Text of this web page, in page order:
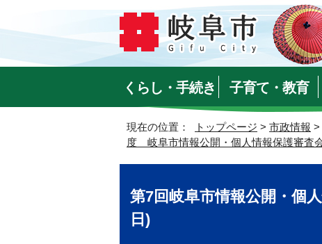
くらし・手続き 子育て・教育
現在の位置： トップページ > 市政情報 >
度 岐阜市情報公開・個人情報保護審査
第7回岐阜市情報公開・個
日)